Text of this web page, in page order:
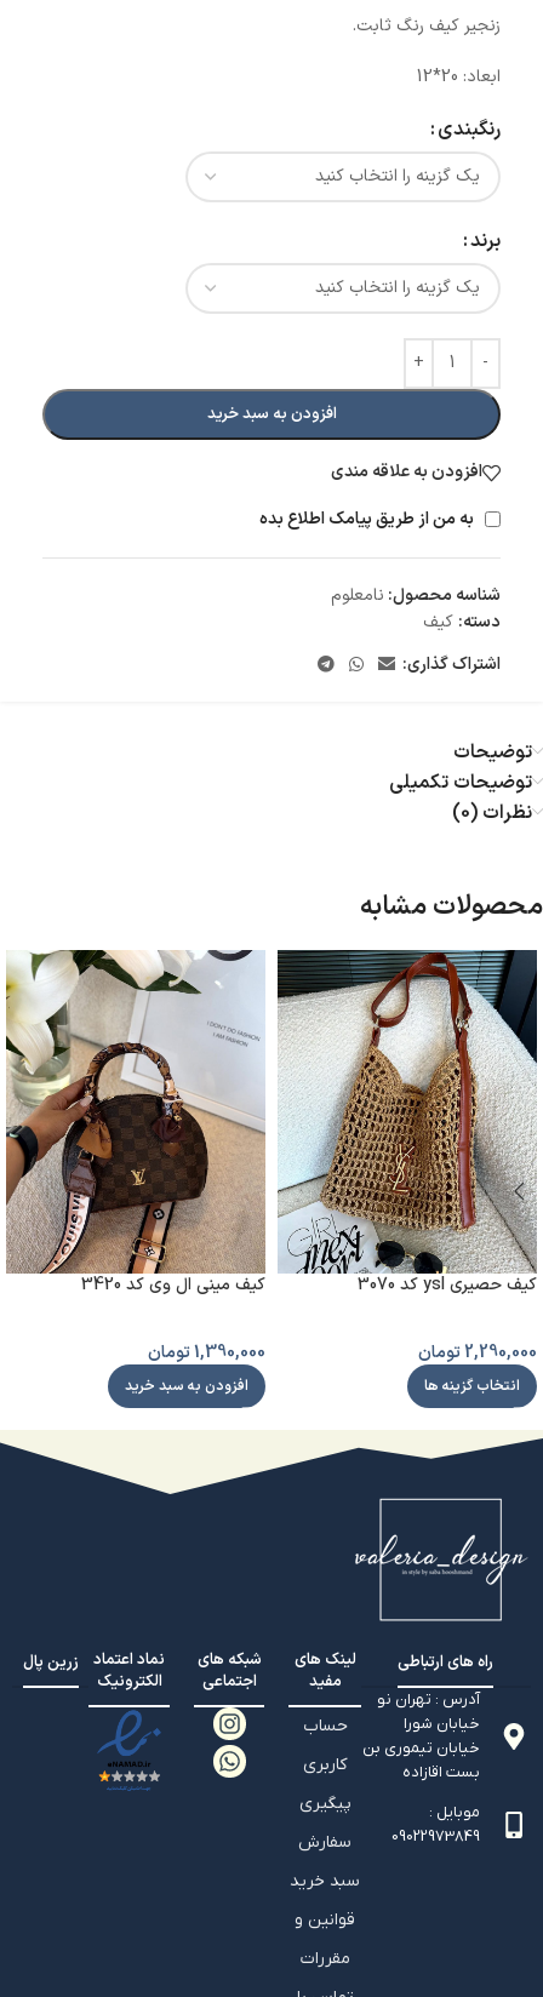
زنجیر کیف رنگ ثابت.
ابعاد: 20*12
رنگبندی
برند
افزودن به سبد خرید
افزودن به علاقه مندی
به من از طریق پیامک اطلاع بده
شناسه محصول: نامعلوم
دسته: کیف
اشتراک گذاری:
توضیحات
توضیحات تکمیلی
نظرات (0)
محصولات مشابه
کیف حصیری ysl کد 3070
2,290,000تومان
انتخاب گزینه ها
کیف مینی ال وی کد 3420
1,390,000تومان
افزودن به سبد خرید
راه های ارتباطی
آدرس : تهران نو
خیابان شورا
خیابان تيموري بن
بست اقازاده
موبایل :
09022973849
لینک های
مفید
حساب
کاربری
پیگیری
سفارش
سبد خرید
قوانین و
مقررات
شبکه های
اجتماعی
نماد اعتماد
الکترونیک
زرین پال